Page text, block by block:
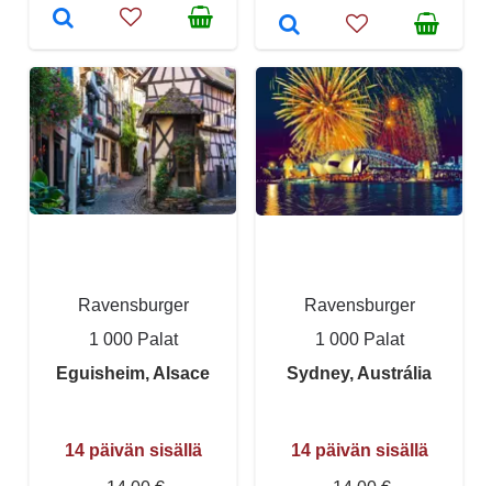
Ravensburger
1 000 Palat
Eguisheim, Alsace
14 päivän sisällä
Ravensburger
1 000 Palat
Sydney, Austrália
14 päivän sisällä